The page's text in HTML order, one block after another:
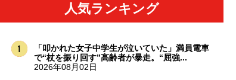
人気ランキング
「叩かれた女子中学生が泣いていた」満員電車
で“杖を振り回す”高齢者が暴走。“屈強...
2026年08月02日